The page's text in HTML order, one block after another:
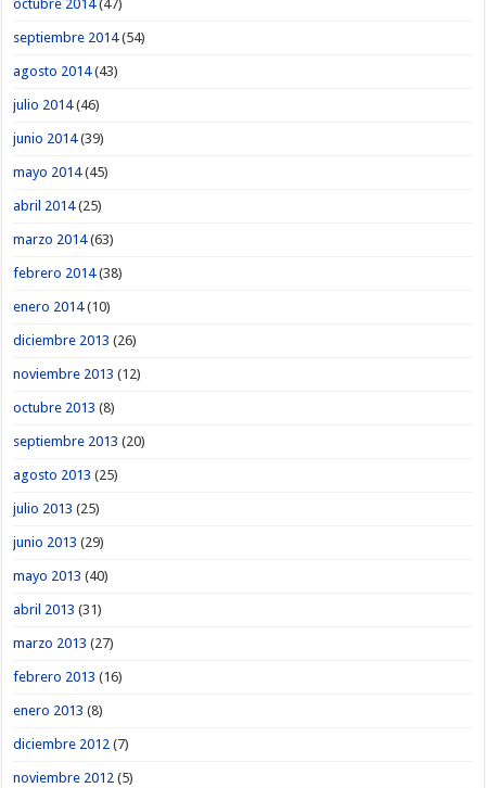
octubre 2014(47)
septiembre 2014(54)
agosto 2014(43)
julio 2014(46)
junio 2014(39)
mayo 2014(45)
abril 2014(25)
marzo 2014(63)
febrero 2014(38)
enero 2014(10)
diciembre 2013 (26)
noviembre 2013 (12)
octubre 2013 (8)
septiembre 2013 (20)
agosto 2013 (25)
julio 2013 (25)
junio 2013 (29)
mayo 2013 (40)
abril 2013 (31)
marzo 2013 (27)
febrero 2013 (16)
enero 2013 (8)
diciembre 2012 (7)
noviembre 2012 (5)